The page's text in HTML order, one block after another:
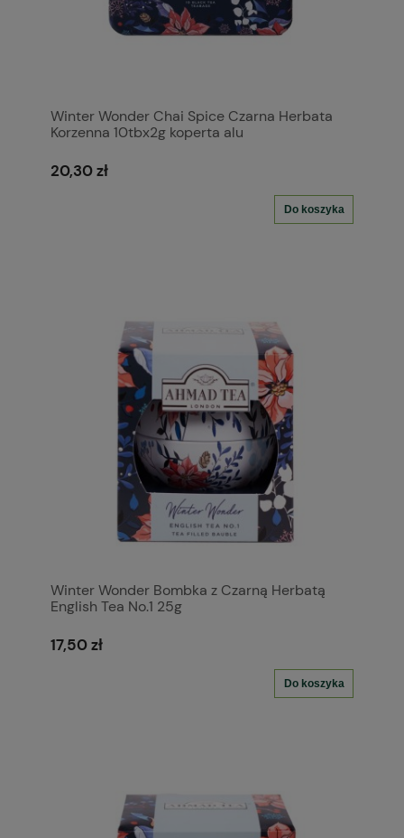
Winter Wonder Chai Spice Czarna Herbata
Korzenna 10tbx2g koperta alu
20,30 zł
Do koszyka
Winter Wonder Bombka z Czarną Herbatą
English Tea No.1 25g
17,50 zł
Do koszyka